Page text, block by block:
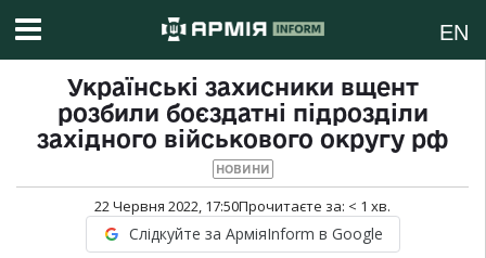
EN
Українські захисники вщент
розбили боєздатні підрозділи
західного військового округу рф
НОВИНИ
22 Червня 2022, 17:50Прочитаєте за: < 1 хв.
Слідкуйте за АрміяInform в Google